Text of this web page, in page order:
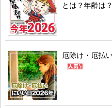
とは？年齢は
厄除け・厄払